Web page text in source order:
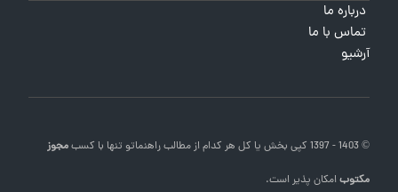
درباره ما
تماس با ما
آرشیو
© 1403 - 1397 کپی بخش یا کل هر کدام از مطالب راهنماتو تنها با کسبمجوز
مکتوبامکان پذیر است.